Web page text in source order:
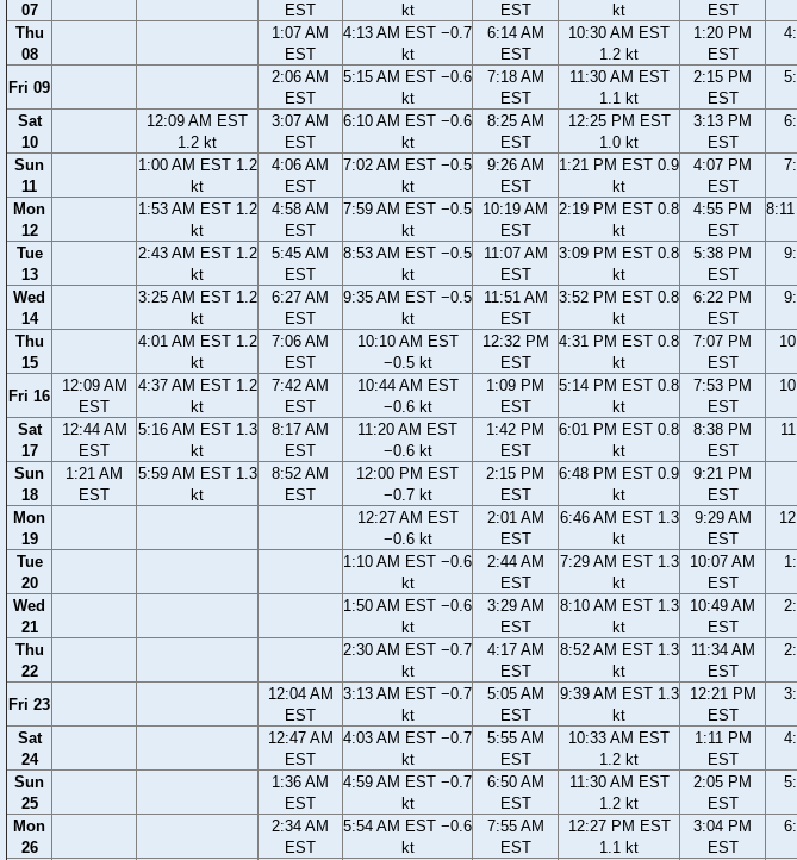
07
EST
kt
EST
kt
EST
Thu
08
1:07 AM
EST
4:13 AM EST −0.7
kt
6:14 AM
EST
10:30 AM EST
1.2 kt
1:20 PM
EST
Fri 09
2:06 AM
EST
5:15 AM EST −0.6
kt
7:18 AM
EST
11:30 AM EST
1.1 kt
2:15 PM
EST
Sat
10
12:09 AM EST
1.2 kt
3:07 AM
EST
6:10 AM EST −0.6
kt
8:25 AM
EST
12:25 PM EST
1.0 kt
3:13 PM
EST
Sun
11
1:00 AM EST 1.2
kt
4:06 AM
EST
7:02 AM EST −0.5
kt
9:26 AM
EST
1:21 PM EST 0.9
kt
4:07 PM
EST
Mon
12
1:53 AM EST 1.2
kt
4:58 AM
EST
7:59 AM EST −0.5
kt
10:19 AM
EST
2:19 PM EST 0.8
kt
4:55 PM
EST
Tue
13
2:43 AM EST 1.2
kt
5:45 AM
EST
8:53 AM EST −0.5
kt
11:07 AM
EST
3:09 PM EST 0.8
kt
5:38 PM
EST
Wed
14
3:25 AM EST 1.2
kt
6:27 AM
EST
9:35 AM EST −0.5
kt
11:51 AM
EST
3:52 PM EST 0.8
kt
6:22 PM
EST
Thu
15
4:01 AM EST 1.2
kt
7:06 AM
EST
10:10 AM EST
−0.5 kt
12:32 PM
EST
4:31 PM EST 0.8
kt
7:07 PM
EST
Fri 16
12:09 AM
EST
4:37 AM EST 1.2
kt
7:42 AM
EST
10:44 AM EST
−0.6 kt
1:09 PM
EST
5:14 PM EST 0.8
kt
7:53 PM
EST
Sat
17
12:44 AM
EST
5:16 AM EST 1.3
kt
8:17 AM
EST
11:20 AM EST
−0.6 kt
1:42 PM
EST
6:01 PM EST 0.8
kt
8:38 PM
EST
Sun
18
1:21 AM
EST
5:59 AM EST 1.3
kt
8:52 AM
EST
12:00 PM EST
−0.7 kt
2:15 PM
EST
6:48 PM EST 0.9
kt
9:21 PM
EST
Mon
19
12:27 AM EST
−0.6 kt
2:01 AM
EST
6:46 AM EST 1.3
kt
9:29 AM
EST
Tue
20
1:10 AM EST −0.6
kt
2:44 AM
EST
7:29 AM EST 1.3
kt
10:07 AM
EST
Wed
21
1:50 AM EST −0.6
kt
3:29 AM
EST
8:10 AM EST 1.3
kt
10:49 AM
EST
Thu
22
2:30 AM EST −0.7
kt
4:17 AM
EST
8:52 AM EST 1.3
kt
11:34 AM
EST
Fri 23
12:04 AM
EST
3:13 AM EST −0.7
kt
5:05 AM
EST
9:39 AM EST 1.3
kt
12:21 PM
EST
Sat
24
12:47 AM
EST
4:03 AM EST −0.7
kt
5:55 AM
EST
10:33 AM EST
1.2 kt
1:11 PM
EST
Sun
25
1:36 AM
EST
4:59 AM EST −0.7
kt
6:50 AM
EST
11:30 AM EST
1.2 kt
2:05 PM
EST
Mon
26
2:34 AM
EST
5:54 AM EST −0.6
kt
7:55 AM
EST
12:27 PM EST
1.1 kt
3:04 PM
EST